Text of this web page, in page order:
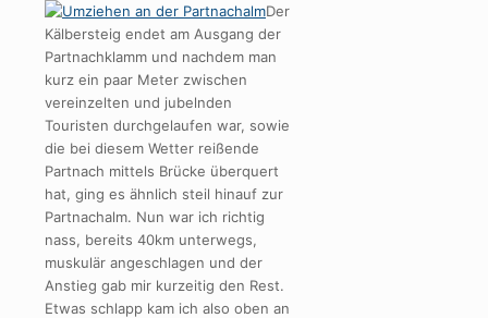
Der
Kälbersteig endet am Ausgang der
Partnachklamm und nachdem man
kurz ein paar Meter zwischen
vereinzelten und jubelnden
Touristen durchgelaufen war, sowie
die bei diesem Wetter reißende
Partnach mittels Brücke überquert
hat, ging es ähnlich steil hinauf zur
Partnachalm. Nun war ich richtig
nass, bereits 40km unterwegs,
muskulär angeschlagen und der
Anstieg gab mir kurzeitig den Rest.
Etwas schlapp kam ich also oben an